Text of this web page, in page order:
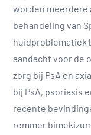
worden
behandeling van
huidproblematiek
aandacht voor de
zorg bij PsA en
bij PsA, psoriasis
recente
remmer